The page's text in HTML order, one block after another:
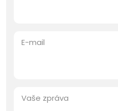
E-mail
Vaše zpráva